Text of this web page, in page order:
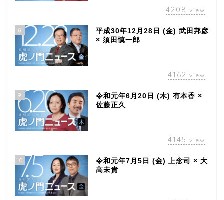
4208 view
8
平成30年12月28日 (金) 武田邦彦
× 須田慎一郎
4162 view
9
令和元年6月20日 (木) 有本香 ×
佐藤正久
4145 view
10
令和元年7月5日 (金) 上念司 × 大
高未貴